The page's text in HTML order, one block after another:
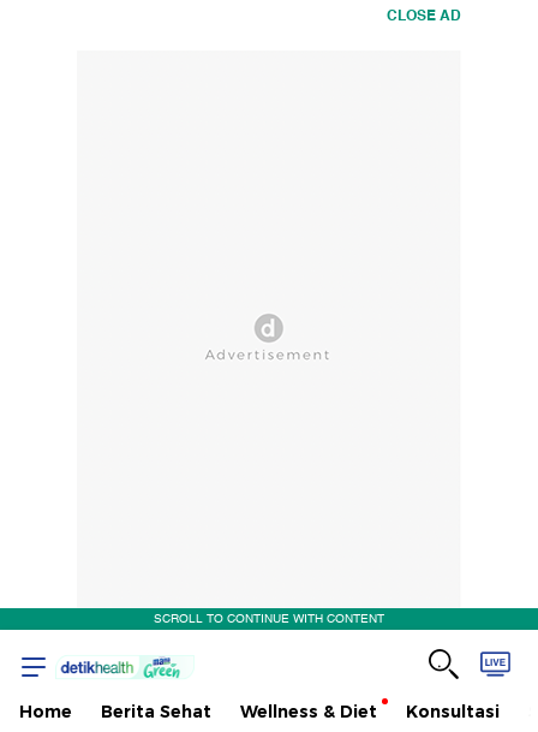
CLOSE AD
SCROLL TO CONTINUE WITH CONTENT
Home Berita Sehat Wellness & Diet Konsultasi